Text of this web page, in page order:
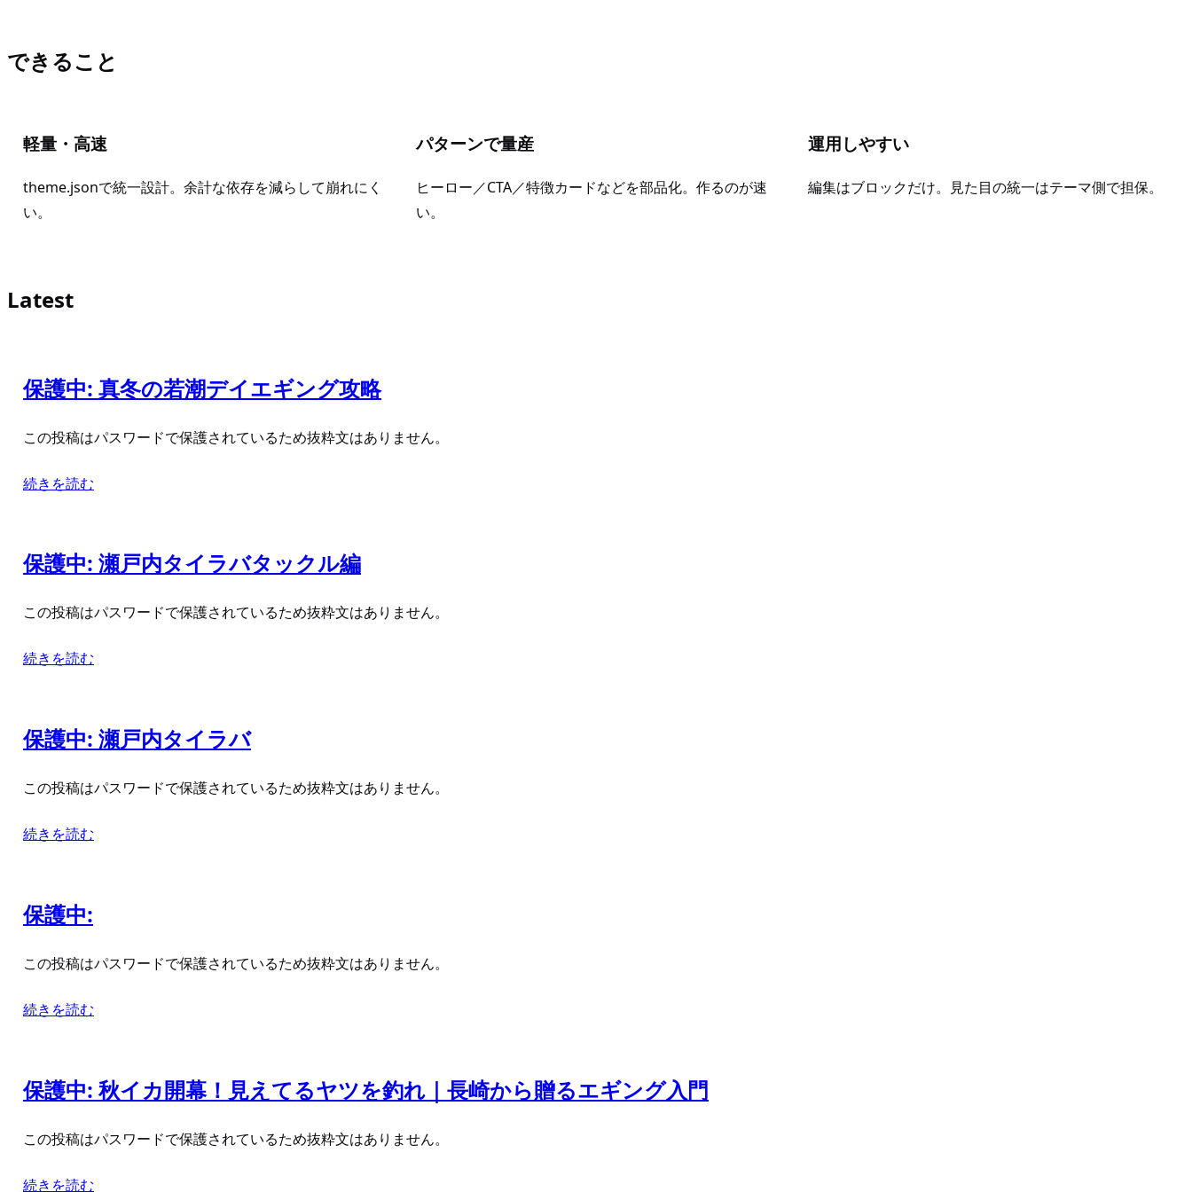
できること
軽量・高速
theme.jsonで統一設計。余計な依存を減らして崩れにく
い。
パターンで量産
ヒーロー／CTA／特徴カードなどを部品化。作るのが速
い。
運用しやすい
編集はブロックだけ。見た目の統一はテーマ側で担保。
Latest
保護中: 真冬の若潮デイエギング攻略
この投稿はパスワードで保護されているため抜粋文はありません。
続きを読む
保護中: 瀬戸内タイラバタックル編
この投稿はパスワードで保護されているため抜粋文はありません。
続きを読む
保護中: 瀬戸内タイラバ
この投稿はパスワードで保護されているため抜粋文はありません。
続きを読む
保護中:
この投稿はパスワードで保護されているため抜粋文はありません。
続きを読む
保護中: 秋イカ開幕！見えてるヤツを釣れ｜長崎から贈るエギング入門
この投稿はパスワードで保護されているため抜粋文はありません。
続きを読む